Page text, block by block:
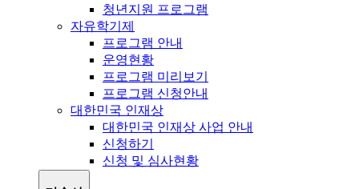
청년지원 프로그램
자유학기제
프로그램 안내
운영현황
프로그램 미리보기
프로그램 신청안내
대한민국 인재상
대한민국 인재상 사업 안내
신청하기
신청 및 심사현황